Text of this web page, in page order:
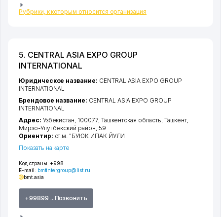
Рубрики, к которым относится организация
5. CENTRAL ASIA EXPO GROUP
INTERNATIONAL
Код страны: +998
E-mail: bmtintergroup@list.ru
bmt.asia
+99899 ...Позвонить
Юридическое название: CENTRAL ASIA EXPO GROUP
INTERNATIONAL
Брендовое название: CENTRAL ASIA EXPO GROUP
INTERNATIONAL
Адрес: Узбекистан, 100077, Ташкентская область Ташкент
Мирзо-Улугбекский район , 59
Ориентир: ст.м. "БУЮК ИПАК ЙУЛИ
Показать на карте